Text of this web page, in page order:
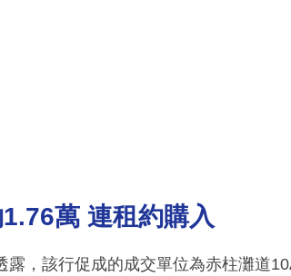
萬 連租約購入
露，該行促成的成交單位為赤柱灘道